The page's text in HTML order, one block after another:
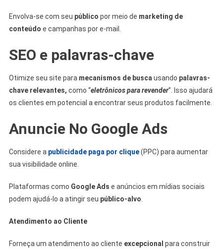
Envolva-se com seu público por meio de marketing de
conteúdo e campanhas por e-mail.
SEO e palavras-chave
Otimize seu site para mecanismos de busca usando palavras-
chave relevantes, como “eletrônicos para revender”. Isso ajudará
os clientes em potencial a encontrar seus produtos facilmente.
Anuncie No Google Ads
Considere a publicidade paga por clique(PPC) para aumentar
sua visibilidade online.
Plataformas como Google Ads e anúncios em mídias sociais
podem ajudá-lo a atingir seu público-alvo
Atendimento ao Cliente
Forneça um atendimento ao cliente excepcional para construir